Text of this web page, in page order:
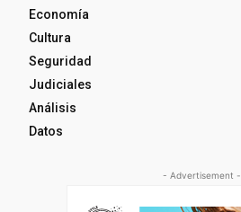
Economía
Cultura
Seguridad
Judiciales
Análisis
Datos
- Advertisement -